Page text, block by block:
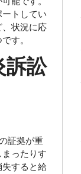
トしてい
状況に応
す。
訴訟
証拠が重
ったりす
すると給